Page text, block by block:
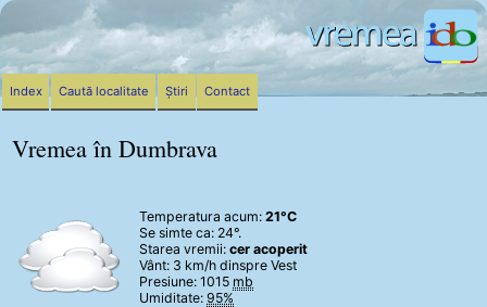
Vremea în Dumbrava
Temperatura acum: 21°C
Se simte ca: 24°.
Starea vremii: cer acoperit
Vânt: 3 km/h dinspre Vest
Presiune: 1015 mb
Umiditate: 95%
Index Caută localitate Știri Contact